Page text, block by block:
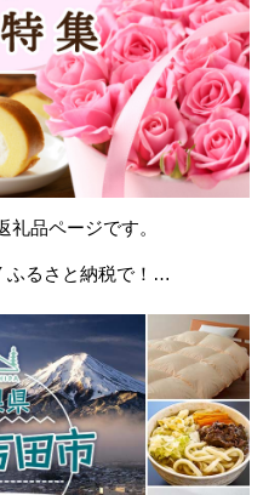
品ページです。
るさと納税で！
礼品もございます。あらか
ださい。
の住所に配送する」から